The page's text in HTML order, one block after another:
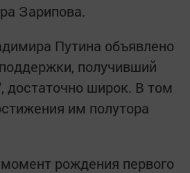
Зарипова.
Путина объявлено
получивший
достаточно широк. В том
им полутора
рождения первого